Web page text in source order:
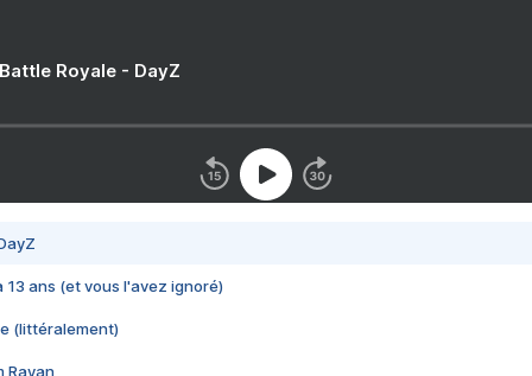
Royale - DayZ
13 ans (et vous l'avez ignoré)
(littéralement)
Rayan